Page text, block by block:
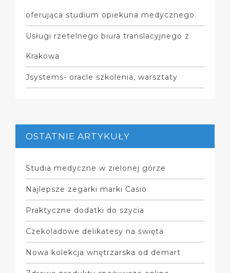
oferująca studium opiekuna medycznego.
Usługi rzetelnego biura translacyjnego z
Krakowa
Jsystems- oracle szkolenia, warsztaty
OSTATNIE ARTYKUŁY
Studia medyczne w zielonej górze
Najlepsze zegarki marki Casio
Praktyczne dodatki do szycia
Czekoladowe delikatesy na święta
Nowa kolekcja wnętrzarska od demart